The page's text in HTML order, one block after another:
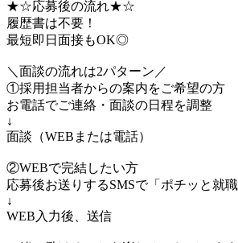
★☆応募後の流れ★☆
履歴書は不要！
最短即日面接もOK◎
＼面談の流れは2パターン／
①採用担当者からの案内をご希望の方
お電話でご連絡・面談の日程を調整
↓
面談（WEBまたは電話）
②WEBで完結したい方
応募後お送りするSMSで「ポチッと就
↓
WEB入力後、送信